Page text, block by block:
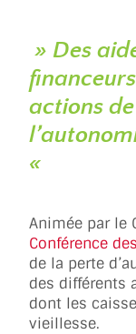
» Des
actions
«
Animée par le
Conférence
de la perte
des différents
dont les
vieillesse.